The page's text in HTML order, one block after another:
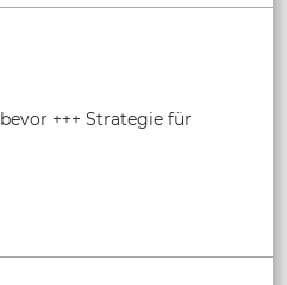
+++ Strategie für